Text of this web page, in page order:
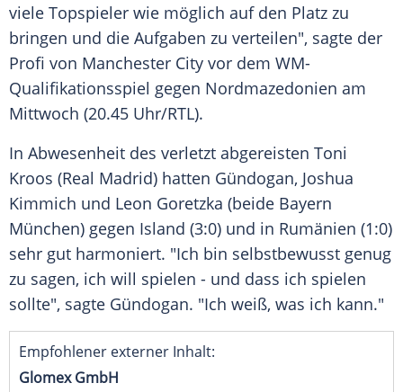
viele Topspieler wie möglich auf den Platz zu
bringen und die Aufgaben zu verteilen", sagte der
Profi von Manchester City vor dem WM-
Qualifikationsspiel gegen Nordmazedonien am
Mittwoch (20.45 Uhr/RTL).
In Abwesenheit des verletzt abgereisten Toni
Kroos (Real Madrid) hatten Gündogan, Joshua
Kimmich und Leon Goretzka (beide Bayern
München) gegen Island (3:0) und in Rumänien (1:0)
sehr gut harmoniert. "Ich bin selbstbewusst genug
zu sagen, ich will spielen - und dass ich spielen
sollte", sagte Gündogan. "Ich weiß, was ich kann."
Empfohlener externer Inhalt:
Glomex GmbH